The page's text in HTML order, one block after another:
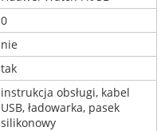
0
nie
tak
instrukcja obsługi, kabel
USB, ładowarka, pasek
silikonowy